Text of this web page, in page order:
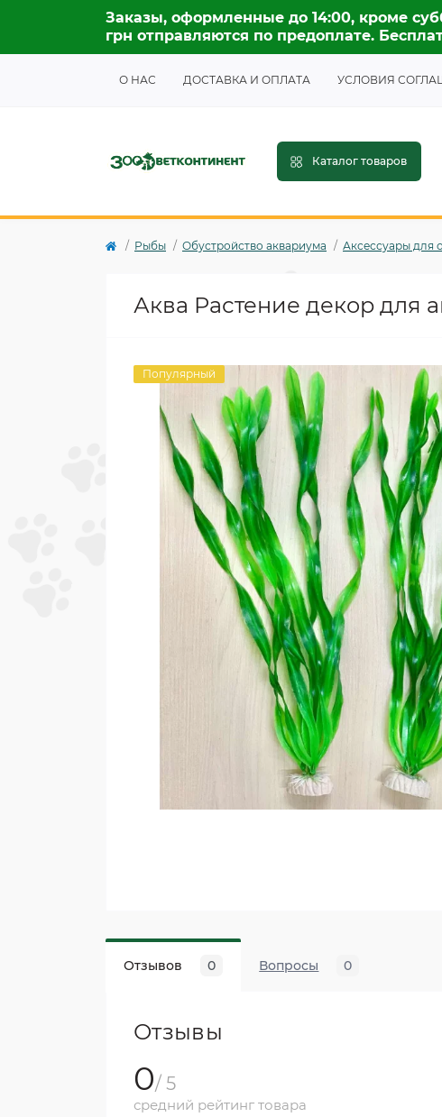
Заказы, оформленные до 14:00, кроме
грн отправляются по предоплате.
О НАС ДОСТАВКА И ОПЛАТА УСЛОВИЯ
Каталог товаров
Рыбы Обустройство аквариума Аксессуары для
Аква Растение декор для
Популярный
Отзывов 0 Вопросы 0
Отзывы
0/ 5
средний рейтинг товара